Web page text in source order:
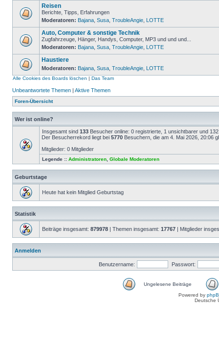
Reisen
Berichte, Tipps, Erfahrungen
Moderatoren: Bajana Susa TroubleAngie LOTTE
Auto, Computer & sonstige Technik
Zugfahrzeuge, Hänger, Handys, Computer, MP3 und und und...
Moderatoren: Bajana Susa TroubleAngie LOTTE
Haustiere
Moderatoren: Bajana Susa TroubleAngie LOTTE
Alle Cookies des Boards löschen | Das Team
Unbeantwortete Themen | Aktive Themen
Foren-Übersicht
Wer ist online?
Insgesamt sind 133 Besucher online: 0 registrierte, 1 unsichtbarer und
Der Besucherrekord liegt bei 5770 Besuchern, die am 4. Mai 2026, 20:06
Mitglieder: 0 Mitglieder
Legende :: Administratoren Globale Moderatoren
Geburtstage
Heute hat kein Mitglied Geburtstag
Statistik
Beiträge insgesamt: 879978 | Themen insgesamt: 17767 | Mitglieder
Anmelden
Benutzername: Passwort:
Ungelesene Beiträge
Powered by
Deutsche